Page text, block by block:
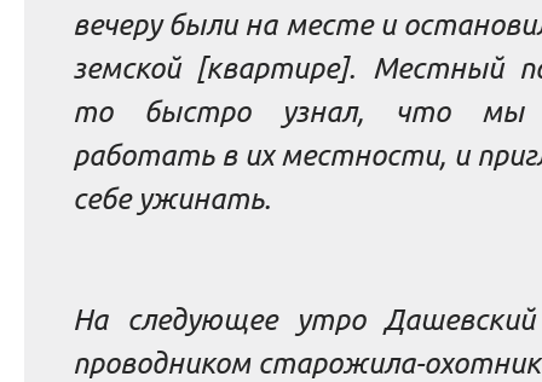
вечеру были на месте и
земской [квартире]. Местный
то быстро узнал, что мы
работать в их местности, и
себе ужинать.
На следующее утро
проводником старожила-